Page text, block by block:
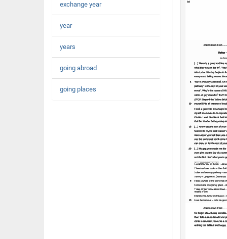
exchange year
year
years
going abroad
going places